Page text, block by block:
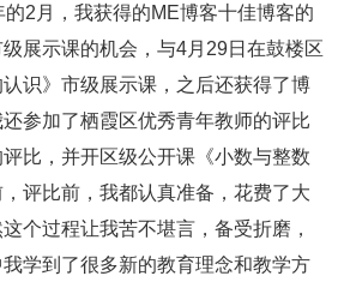
2月，我获得的ME博客十佳博客的
展示课的机会，与4月29日在鼓楼区
识》市级展示课，之后还获得了博
参加了栖霞区优秀青年教师的评比
比，并开区级公开课《小数与整数
评比前，我都认真准备，花费了大
个过程让我苦不堪言，备受折磨，
学到了很多新的教育理念和教学方